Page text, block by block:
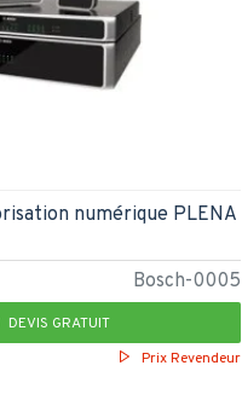
Bosch-0005
numérique PLENA
DEVIS GRATUIT
Prix Revendeur